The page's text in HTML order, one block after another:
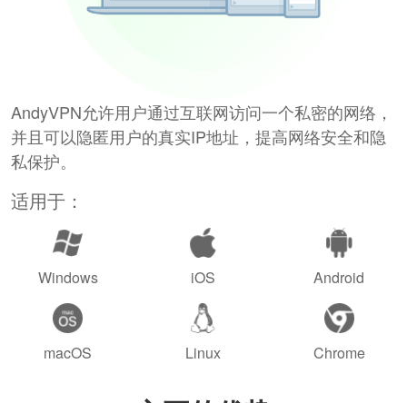
AndyVPN允许用户通过互联网访问一个私密的网络，
并且可以隐匿用户的真实IP地址，提高网络安全和隐
私保护。
适用于：
Windows iOS Android
macOS Linux Chrome